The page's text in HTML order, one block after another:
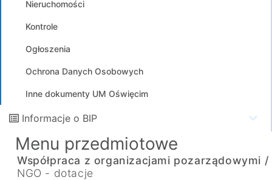
Nieruchomości
Kontrole
Ogłoszenia
Ochrona Danych Osobowych
Inne dokumenty UM Oświęcim
Informacje o BIP
Menu przedmiotowe
Współpraca z organizacjami pozarządowymi /
NGO - dotacje